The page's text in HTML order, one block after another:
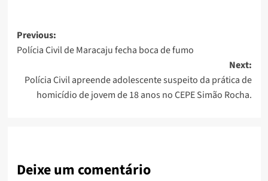
Post
navigation
Previous:
Polícia Civil de Maracaju fecha boca de fumo
Next:
Polícia Civil apreende adolescente suspeito da prática de
homicídio de jovem de 18 anos no CEPE Simão Rocha.
Deixe um comentário